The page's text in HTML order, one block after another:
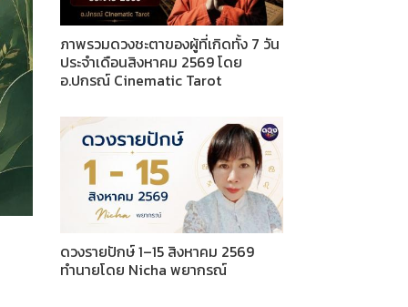
ภาพรวมดวงชะตาของผู้ที่เกิดทั้ง 7 วัน
ประจำเดือนสิงหาคม 2569 โดย
อ.ปกรณ์ Cinematic Tarot
ดวงรายปักษ์ 1–15 สิงหาคม 2569
ทำนายโดย Nicha พยากรณ์